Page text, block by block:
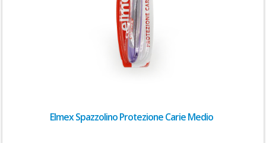
Elmex Spazzolino Protezione Carie Medio